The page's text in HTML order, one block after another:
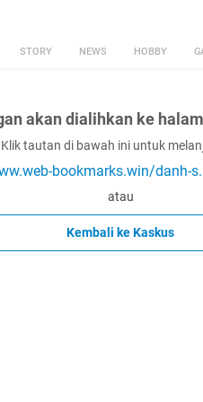
STORY NEWS HOBBY
akan dialihkan ke
Klik tautan di bawah ini untuk
bookmarks.win/danh-
atau
Kembali ke Kaskus